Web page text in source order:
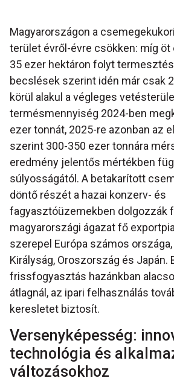
Magyarországon a
terület évről-évre csökken: míg
35 ezer hektáron folyt
becslések szerint idén már csak
körül alakul a végleges
termésmennyiség 2024-ben
ezer tonnát, 2025-re azonban az
szerint 300-350 ezer tonnára
eredmény jelentős mértékben
súlyosságától. A betakarított
döntő részét a hazai konzerv- és
fagyasztóüzemekben dolgozzák
magyarországi ágazat fő
szerepel Európa számos
Királyság, Oroszország és Japán.
frissfogyasztás hazánkban
átlagnál, az ipari felhasználás
keresletet biztosít.
Versenyképesség:
technológia és
változásokhoz